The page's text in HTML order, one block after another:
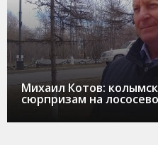
Михаил Котов:
сюрпризам на